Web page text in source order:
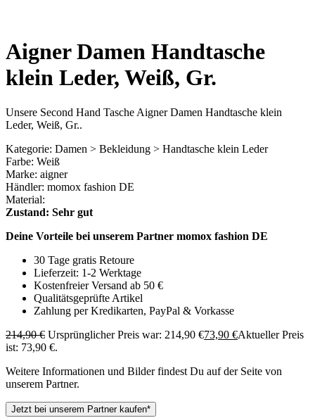
Aigner Damen Handtasche
klein Leder, Weiß, Gr.
Unsere Second Hand Tasche Aigner Damen Handtasche klein
Leder, Weiß, Gr..
Kategorie: Damen > Bekleidung > Handtasche klein Leder
Farbe: Weiß
Marke: aigner
Händler: momox fashion DE
Material:
Zustand: Sehr gut
Deine Vorteile bei unserem Partner momox fashion DE
30 Tage gratis Retoure
Lieferzeit: 1-2 Werktage
Kostenfreier Versand ab 50 €
Qualitätsgeprüfte Artikel
Zahlung per Kredikarten, PayPal & Vorkasse
214,90€ Ursprünglicher Preis war: 214,90 €73,90 €Aktueller Preis
ist: 73,90 €.
Weitere Informationen und Bilder findest Du auf der Seite von
unserem Partner.
Jetzt bei unserem Partner kaufen*